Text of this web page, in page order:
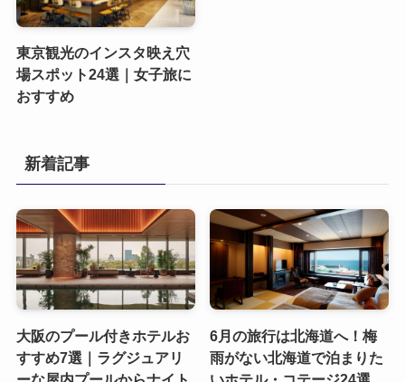
東京観光のインスタ映え穴
場スポット24選｜女子旅に
おすすめ
新着記事
大阪のプール付きホテルお
すすめ7選｜ラグジュアリ
6月の旅行は北海道へ！梅
雨がない北海道で泊まりた